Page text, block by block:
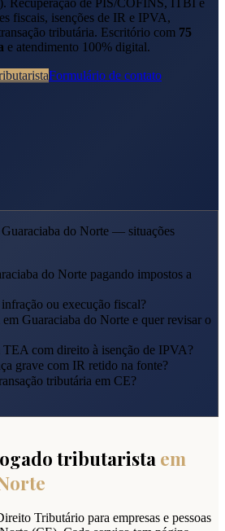
fiscais, isenções de IR e IPVA,
tributária. Escritório com 75
e atendimento 100% digital.
Formulário de contato
Guaraciaba do Norte — situações
do Norte pagando impostos a
ou execução fiscal?
Guaraciaba do Norte e quer revisar o
TEA com direito à isenção de IPVA?
grave com IR retido na fonte?
tributária em CE?
tributarista em
Tributário para empresas e pessoas